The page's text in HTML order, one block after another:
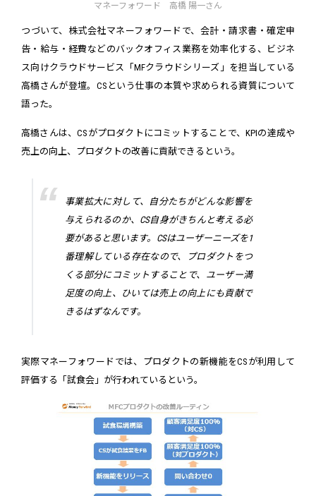
マネーフォワード 高橋 陽一さん
つづいて、株式会社マネーフォワードで、会計・請求書・確定申
告・給与・経費などのバックオフィス業務を効率化する、ビジネ
ス向けクラウドサービス「MFクラウドシリーズ」を担当している
高橋さんが登壇。CSという仕事の本質や求められる資質について
語った。
高橋さんは、CSがプロダクトにコミットすることで、KPIの達成や
売上の向上、プロダクトの改善に貢献できるという。
事業拡大に対して、自分たちがどんな影響を
与えられるのか、CS自身がきちんと考える必
要があると思います。CSはユーザーニーズを1
番理解している存在なので、プロダクトをつ
くる部分にコミットすることで、ユーザー満
足度の向上、ひいては売上の向上にも貢献で
きるはずなんです。
実際マネーフォワードでは、プロダクトの新機能をCSが利用して
評価する「試食会」が行われているという。